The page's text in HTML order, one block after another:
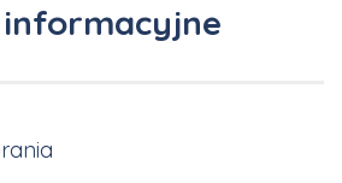
informacyjne